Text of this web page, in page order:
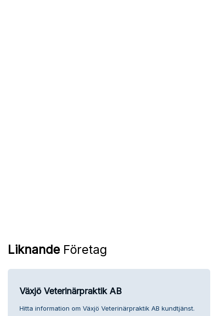
Liknande Företag
Växjö Veterinärpraktik AB
Hitta information om Växjö Veterinärpraktik AB kundtjänst.